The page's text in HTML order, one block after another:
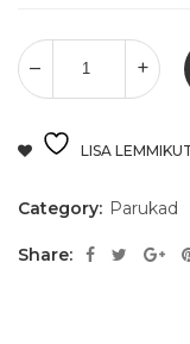
LISA
Category: Parukad
Share: